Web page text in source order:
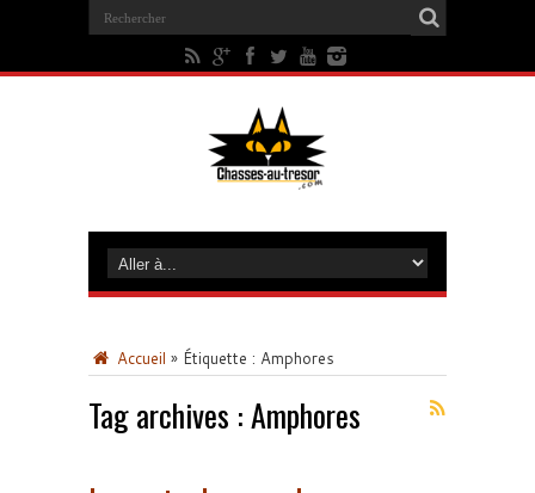
Accueil » Étiquette : Amphores
Tag archives :Amphores